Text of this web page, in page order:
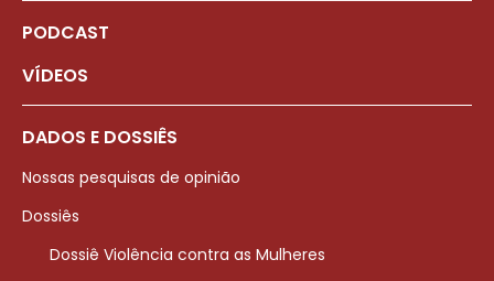
PODCAST
VÍDEOS
DADOS E DOSSIÊS
Nossas pesquisas de opinião
Dossiês
Dossiê Violência contra as Mulheres